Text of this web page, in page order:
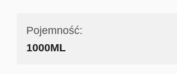
Pojemność:
1000ML